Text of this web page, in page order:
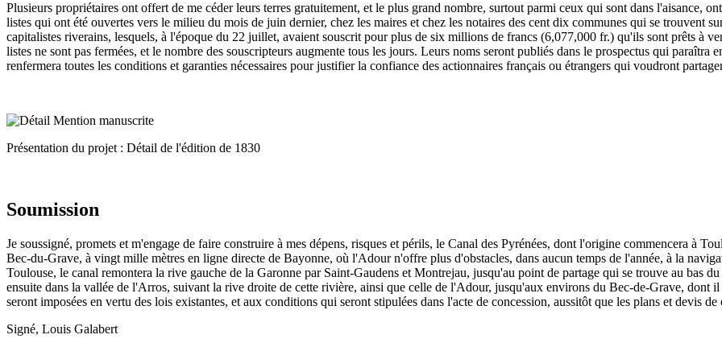
Plusieurs propriétaires ont offert de me céder leurs terres gratuitement, et le plus grand nombre, surtout parmi ceux qui sont dans l'aisance,
listes qui ont été ouvertes vers le milieu du mois de juin dernier, chez les maires et chez les notaires des cent dix communes qui se trouvent
capitalistes riverains, lesquels, à l'époque du 22 juillet, avaient souscrit pour plus de six millions de francs (6,077,000 fr.) qu'ils sont prêts à
listes ne sont pas fermées, et le nombre des souscripteurs augmente tous les jours. Leurs noms seront publiés dans le prospectus qui
renfermera toutes les conditions et garanties nécessaires pour justifier la confiance des actionnaires français ou étrangers qui voudront
Présentation du projet : Détail de l'édition de 1830
Soumission
Je soussigné, promets et m'engage de faire construire à mes dépens, risques et périls, le Canal des Pyrénées, dont l'origine commencera à
Bec-du-Grave, à vingt mille mètres en ligne directe de Bayonne, où l'Adour n'offre plus d'obstacles, dans aucun temps de l'année, à la
Toulouse, le canal remontera la rive gauche de la Garonne par Saint-Gaudens et Montrejau, jusqu'au point de partage qui se trouve au bas
ensuite dans la vallée de l'Arros, suivant la rive droite de cette rivière, ainsi que celle de l'Adour, jusqu'aux environs du Bec-de-Grave, dont
seront imposées en vertu des lois existantes, et aux conditions qui seront stipulées dans l'acte de concession, aussitôt que les plans et devis
Signé, Louis Galabert